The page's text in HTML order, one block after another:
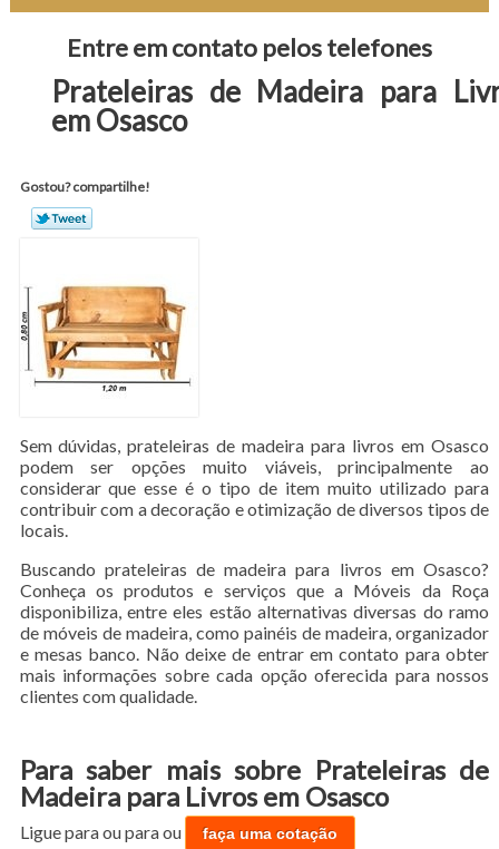
Entre em contato pelos telefones
Prateleiras de Madeira para
em Osasco
Gostou? compartilhe!
Sem dúvidas, prateleiras de madeira para livros em Osasco
podem ser opções muito viáveis, principalmente ao
considerar que esse é o tipo de item muito utilizado para
contribuir com a decoração e otimização de diversos tipos de
locais.
Buscando prateleiras de madeira para livros em Osasco?
Conheça os produtos e serviços que a Móveis da Roça
disponibiliza, entre eles estão alternativas diversas do ramo
de móveis de madeira, como painéis de madeira, organizador
e mesas banco. Não deixe de entrar em contato para obter
mais informações sobre cada opção oferecida para nossos
clientes com qualidade.
Para saber mais sobre Prateleiras de
Madeira para Livros em Osasco
Ligue paraou paraou faça uma cotação